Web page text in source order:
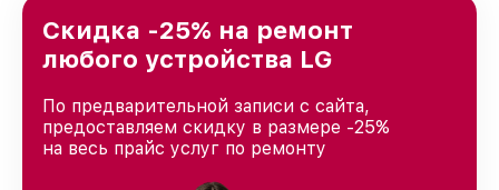
Скидка -25% на ремонт
любого устройства LG
По предварительной записи с сайта,
предоставляем скидку в размере -25%
на весь прайс услуг по ремонту